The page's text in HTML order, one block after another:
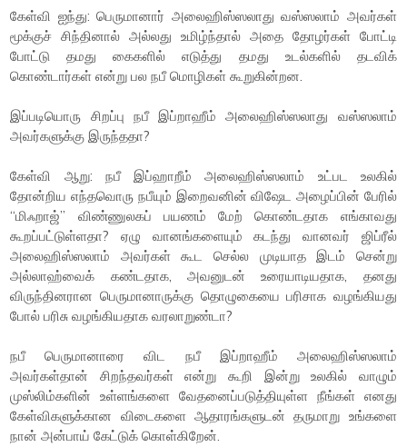
கேள்வி ஐந்து: பெருமானார் அலைஹிஸ்ஸலாது வஸ்ஸலாம் அவர்கள்
மூக்குச் சிந்தினால் அல்லது உமிழ்ந்தால் அதை தோழர்கள் போட்டி
போட்டு தமது கைகளில் எடுத்து தமது உடல்களில் தடவிக்
கொண்டார்கள் என்று பல நபீ மொழிகள் கூறுகின்றன.
இப்படியொரு சிறப்பு நபீ இப்றாஹீம் அலைஹிஸ்ஸலாது வஸ்ஸலாம்
அவர்களுக்கு இருந்ததா?
கேள்வி ஆறு: நபீ இப்ஹாறீம் அலைஹிஸ்ஸலாம் உட்பட உலகில்
தோன்றிய எந்தவொரு நபீயும் இறைவனின் விஷேட அழைப்பின் பேரில்
“மிஃறாஜ்” விண்ணுலகப் பயணம் மேற் கொண்டதாக எங்காவது
கூறப்பட்டுள்ளதா? ஏழு வானங்களையும் கடந்து வானவர் ஜிப்ரீல்
அலைஹிஸ்ஸலாம் அவர்கள் கூட செல்ல முடியாத இடம் சென்று
அல்லாஹ்வைக் கண்டதாக, அவனுடன் உரையாடியதாக, தனது
விருந்தினரான பெருமானாருக்கு தொழுகையை பரிசாக வழங்கியது
போல் பரிசு வழங்கியதாக வரலாறுண்டா?
நபீ பெருமானாரை விட நபீ இப்றாஹீம் அலைஹிஸ்ஸலாம்
அவர்கள்தான் சிறந்தவர்கள் என்று கூறி இன்று உலகில் வாழும்
முஸ்லிம்களின் உள்ளங்களை வேதனைப்படுத்தியுள்ள நீங்கள் எனது
கேள்விகளுக்கான விடைகளை ஆதாரங்களுடன் தருமாறு உங்களை
நான் அன்பாய் கேட்டுக் கொள்கிறேன்.